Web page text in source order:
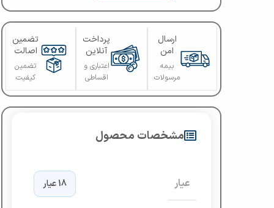
ارسال
امن
بیمه
مرسولات
پرداخت
آنلاین
اعتباری و
اقساطی
تضمین
اصالت
تضمین
کیفیت
مشخصات محصول
عیار 18 عیار